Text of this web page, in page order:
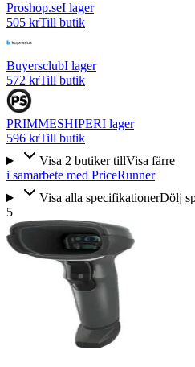
Proshop.seI lager
505 krTill butik
BuyersclubI lager
572 krTill butik
PRIMMESHIPERI lager
596 krTill butik
Visa 2 butiker tillVisa färre
i samarbete med PriceRunner
Visa alla specifikationerDölj
5